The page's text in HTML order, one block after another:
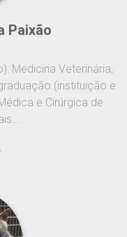
Paixão
Medicina Veterinária,
(instituição e
e Cirúrgica de